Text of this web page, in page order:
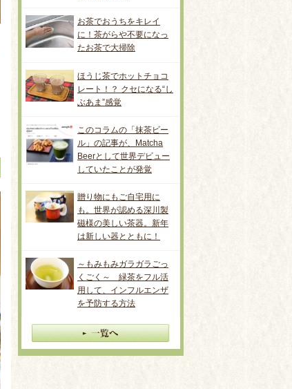
お茶でおうちをキレイ
に！茶がらや不要になっ
たお茶で大掃除
ほうじ茶でホットチョコ
レート！？ クセになる“し
ぶあま”感覚
このコラムの「抹茶ビー
ル」の記事が、Matcha
Beerとして世界デビュー
していたことが発覚
贈り物にもご自宅用に
も。世界が認める深川製
磁様の美しい茶器。新年
は新しい器とともに！
～もみもみガラガラごっ
くごく～ 緑茶をフル活
用して、インフルエンザ
を予防する方法